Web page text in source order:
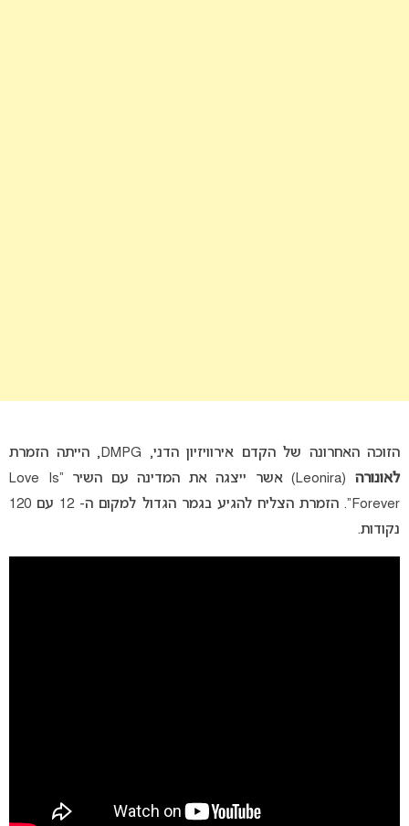
הזוכה האחרונה של הקדם אירוויזיון הדני, DMPG, הייתה הזמרת
לאונורה
(Leonira) אשר ייצגה את המדינה עם השיר “Love Is
Forever”. הזמרת הצליח להגיע בגמר הגדול למקום ה- 12 עם 120
נקודות.